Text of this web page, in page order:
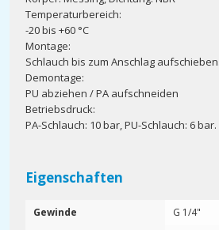
Temperaturbereich:
-20 bis +60 °C
Montage:
Schlauch bis zum Anschlag aufschieben.
Demontage:
PU abziehen / PA aufschneiden
Betriebsdruck:
PA-Schlauch: 10 bar, PU-Schlauch: 6
Eigenschaften
Gewinde
G 1/4"